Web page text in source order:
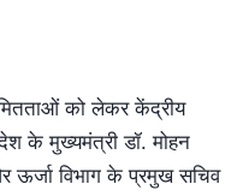
को लेकर केंद्रीय
के मुख्यमंत्री डॉ. मोहन
ऊर्जा विभाग के प्रमुख सचिव